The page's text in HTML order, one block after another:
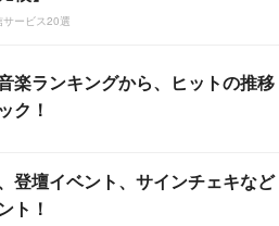
ービス20選
楽ランキングから、ヒットの推移
ク！
登壇イベント、サインチェキなど
ト！